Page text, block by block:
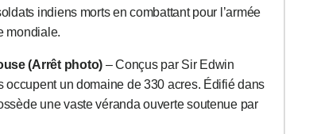
indiens morts en combattant pour l’armée
mondiale.
(Arrêt photo)– Conçus par Sir Edwin
occupent un domaine de 330 acres. Édifié dans
une vaste véranda ouverte soutenue par